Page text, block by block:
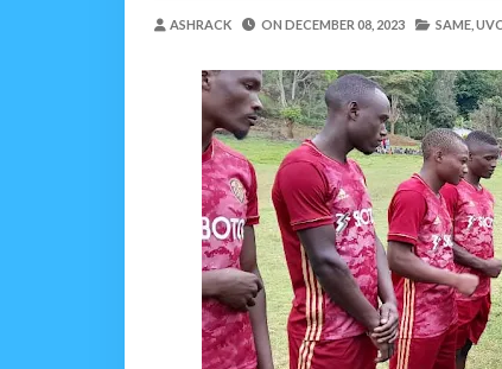
MRADI WA KITUO
NHIF: BIMA YA AFYA NI
Alex Sonna-Aug 07 2026
LONDO AITAKA FCC
Alex Sonna-Aug 07 2026
BOT YAZINDUA
OSCAR ASSENGA-Aug
TBS YASISITIZA UBORA WA
Alex Sonna -Aug 07 2026
WRRB YAJA NA UBUNIFU
Alex Sonna-Aug 08 2026
ASHRACK ON DECEMBER 08, 2023 SAME,